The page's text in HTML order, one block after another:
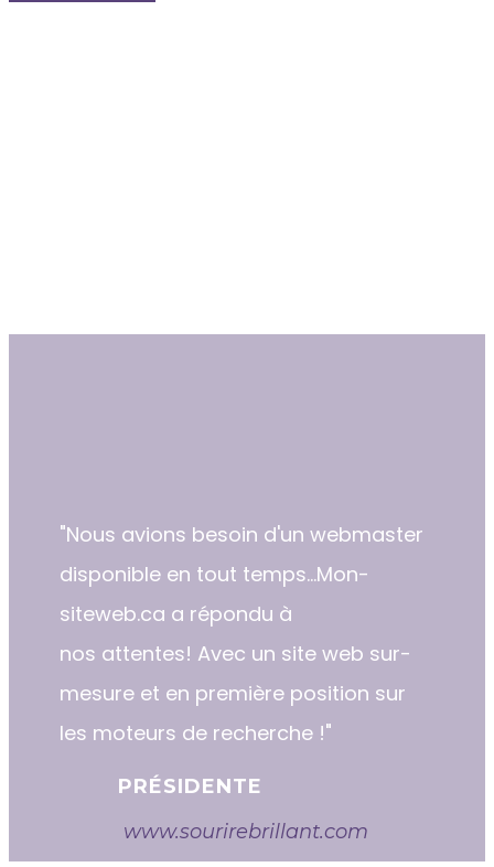
"​Nous avions besoin d'un webmaster
disponible en tout temps...Mon-
siteweb.ca a répondu à
nos attentes! Avec un site web sur-
mesure et en première position sur
les moteurs de recherche !"
PRÉSIDENTE
www.sourirebrillant.com